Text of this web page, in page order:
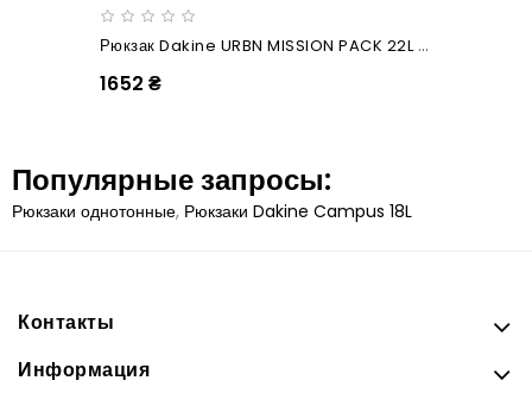
Рюкзак Dakine URBN MISSION PACK 22L Deep Crimson
1652 ₴
Популярные запросы:
Рюкзаки однотонные, Рюкзаки Dakine Campus 18L
Контакты
Информация